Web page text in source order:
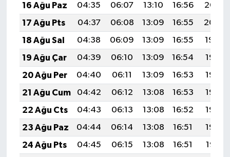
16 Ağu Paz
04:35 06:07 13:10 16:56
20:02
17 Ağu Pts
04:37 06:08 13:09 16:55
20:00
18 Ağu Sal
04:38 06:09 13:09 16:55
19:59
19 Ağu Çar
04:39 06:10 13:09 16:54
19:58
20 Ağu Per
04:40 06:11 13:09 16:53
19:56
21 Ağu Cum
04:42 06:12 13:08 16:53
19:55
22 Ağu Cts
04:43 06:13 13:08 16:52
19:53
23 Ağu Paz
04:44 06:14 13:08 16:51
19:52
24 Ağu Pts
04:45 06:15 13:08 16:51
19:51